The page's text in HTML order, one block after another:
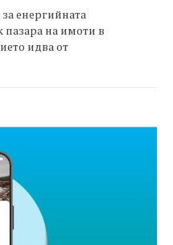
енергийната
пазара на имоти в
идва от